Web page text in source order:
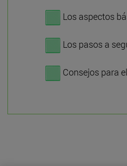
Los aspectos
Los pasos a
Consejos para